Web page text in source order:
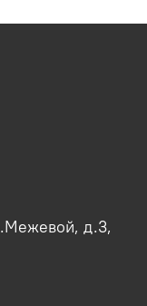
д.3,